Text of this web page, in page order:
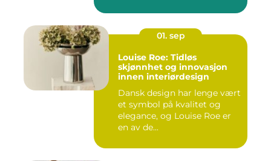
01. sep
Louise Roe: Tidløs
skjønnhet og innovasjon
innen interiørdesign
Dansk design har lenge vært
et symbol på kvalitet og
elegance, og Louise Roe er
en av de...